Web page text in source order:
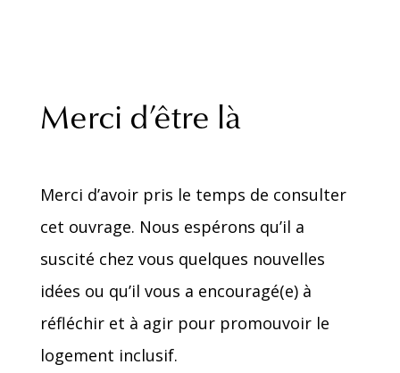
Merci d’être là
Merci d’avoir pris le temps de consulter
cet ouvrage. Nous espérons qu’il a
suscité chez vous quelques nouvelles
idées ou qu’il vous a encouragé(e) à
réfléchir et à agir pour promouvoir le
logement inclusif.